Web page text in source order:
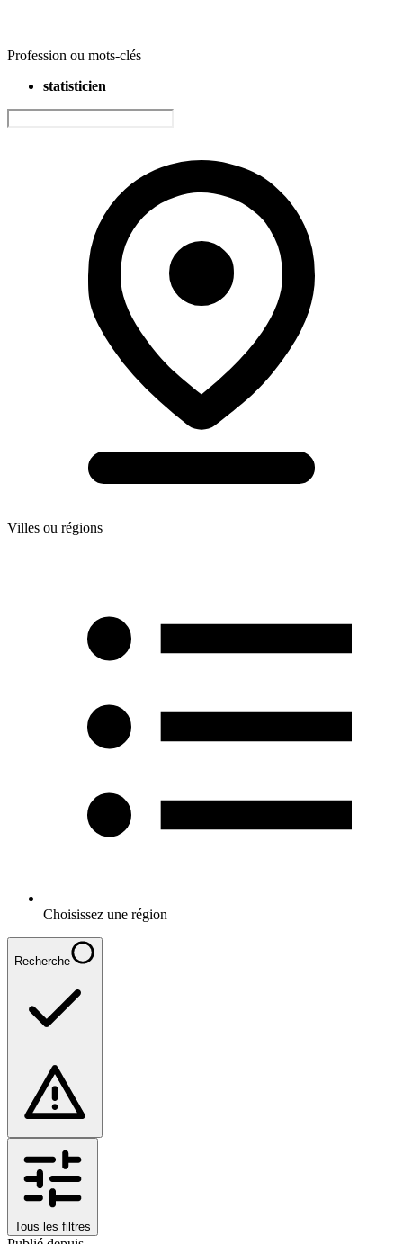
Profession ou mots-clés
statisticien
Villes ou régions
Choisissez une région
Recherche
Tous les filtres